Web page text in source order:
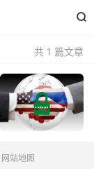

共 1 篇文章
网站地图